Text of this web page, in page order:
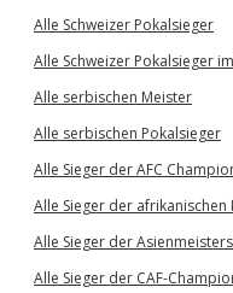
Alle Schweizer Pokalsieger
Alle Schweizer Pokalsieger
Alle serbischen Meister
Alle serbischen Pokalsieger
Alle Sieger der AFC
Alle Sieger der
Alle Sieger der
Alle Sieger der CAF-